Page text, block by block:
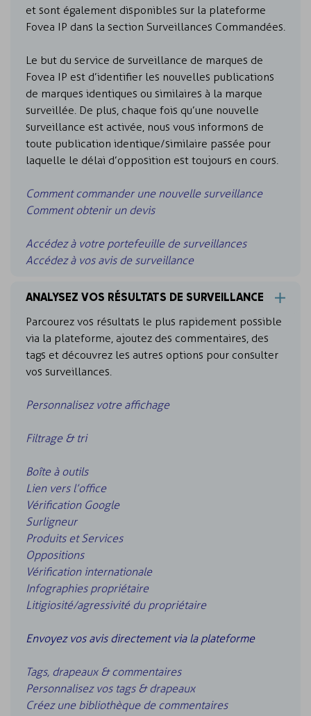
et sont également disponibles sur la plateforme
Fovea IP dans la section Surveillances Commandées.
Le but du service de surveillance de marques de
Fovea IP est d’identifier les nouvelles publications
de marques identiques ou similaires à la marque
surveillée. De plus, chaque fois qu’une nouvelle
surveillance est activée, nous vous informons de
toute publication identique/similaire passée pour
laquelle le délai d’opposition est toujours en cours.
Comment commander une nouvelle surveillance
Comment obtenir un devis
Accédez à votre portefeuille de surveillances
Accédez à vos avis de surveillance
ANALYSEZ VOS RÉSULTATS DE SURVEILLANCE
Parcourez vos résultats le plus rapidement possible
via la plateforme, ajoutez des commentaires, des
tags et découvrez les autres options pour consulter
vos surveillances.
Personnalisez votre affichage
Filtrage & tri
Boîte à outils
Lien vers l’office
Vérification Google
Surligneur
Produits et Services
Oppositions
Vérification internationale
Infographies propriétaire
Litigiosité/agressivité du propriétaire
Envoyez vos avis directement via la plateforme
Tags, drapeaux & commentaires
Personnalisez vos tags & drapeaux
Créez une bibliothèque de commentaires